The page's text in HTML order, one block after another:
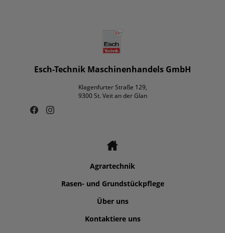
Esch-Technik Maschinenhandels GmbH
Klagenfurter Straße 129,
9300 St. Veit an der Glan
Agrartechnik
Rasen- und Grundstückpflege
Über uns
Kontaktiere uns